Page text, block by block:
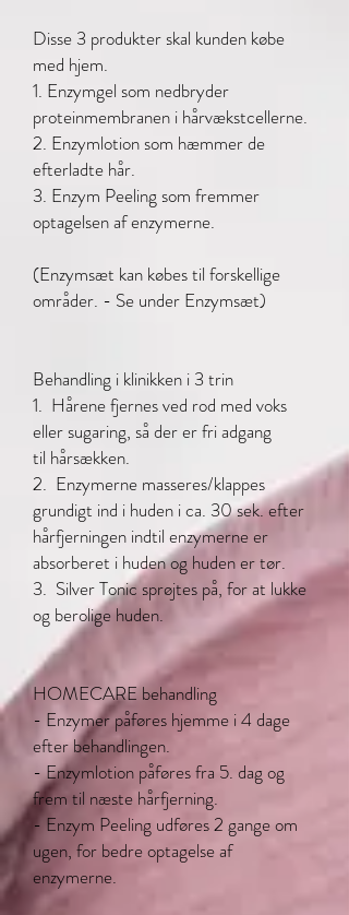
Disse 3 produkter skal kunden købe
med hjem.
1. Enzymgel som nedbryder
proteinmembranen i hårvækstcellerne.
2. Enzymlotion som hæmmer de
efterladte hår.
3. Enzym Peeling som fremmer
optagelsen af enzymerne.
(Enzymsæt kan købes til forskellige
områder. - Se under Enzymsæt)
Behandling i klinikken i 3 trin
1. Hårene fjernes ved rod med voks
eller sugaring, så der er fri adgang
til hårsækken.
2. Enzymerne masseres/klappes
grundigt ind i huden i ca. 30 sek. efter
hårfjerningen indtil enzymerne er
absorberet i huden og huden er tør.
3. Silver Tonic sprøjtes på, for at lukke
og berolige huden.
HOMECARE behandling
- Enzymer påføres hjemme i 4 dage
efter behandlingen.
- Enzymlotion påføres fra 5. dag og
frem til næste hårfjerning.
- Enzym Peeling udføres 2 gange om
ugen, for bedre optagelse af
enzymerne.